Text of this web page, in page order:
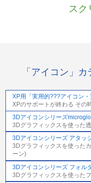
スク
「アイコン」
XP用「実用的???アイコン・
XPのサポートが終わる そ
3Dアイコンシリーズ
3Dグラフィックスを使った
3Dアイコンシリーズ アタッ
3Dグラフィックスを使った
ーン)
3Dアイコンシリーズ フォル
3Dグラフィックスを使った